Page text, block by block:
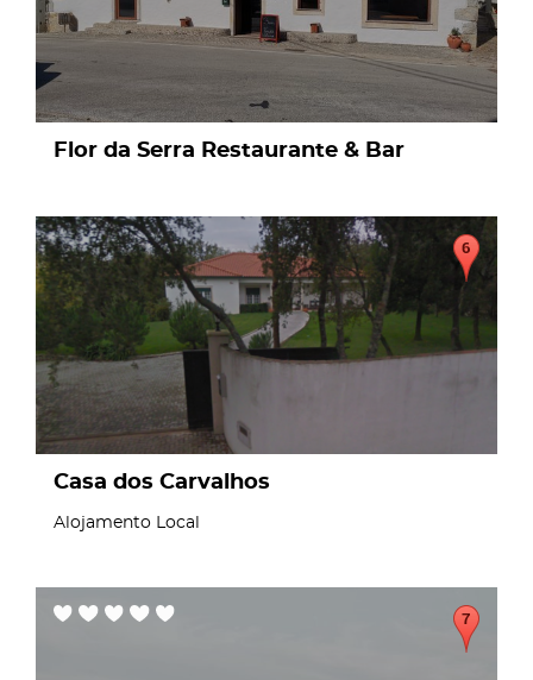
Flor da Serra Restaurante & Bar
page
Casa dos Carvalhos
Alojamento Local
page